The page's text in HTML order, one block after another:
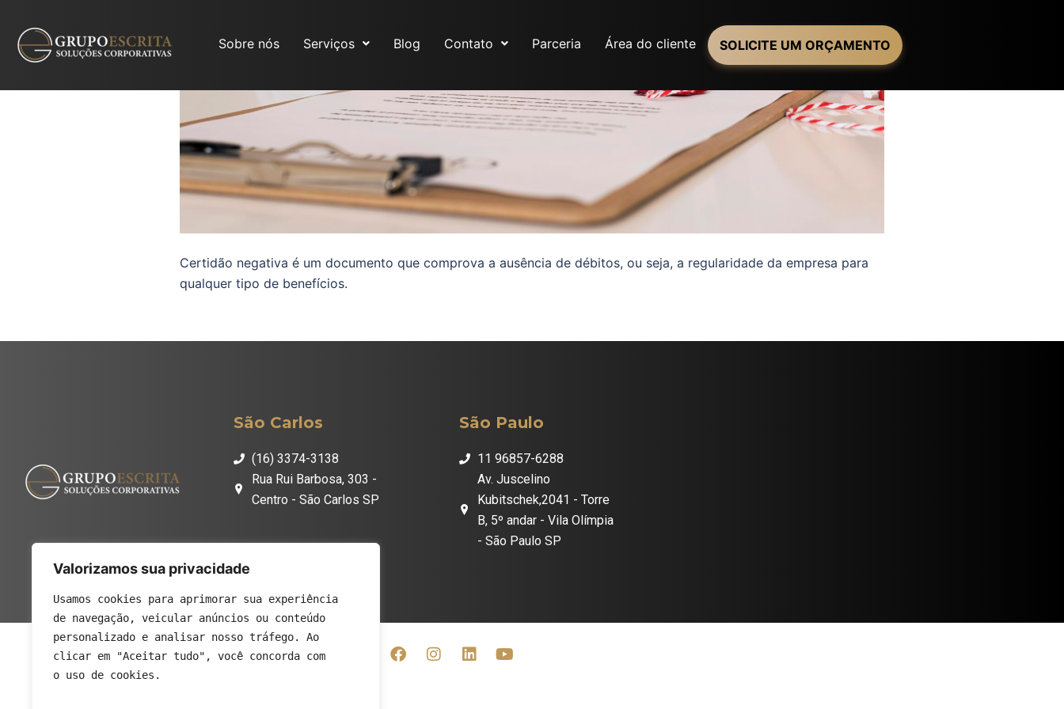
Valorizamos sua privacidade
Usamos cookies para aprimorar sua experiência
de navegação, veicular anúncios ou conteúdo
personalizado e analisar nosso tráfego. Ao
clicar em "Aceitar tudo", você concorda com
o uso de cookies.
Sobre nós Serviços Blog Contato Parceria Área do cliente SOLICITE UM ORÇAMENTO
Certidão negativa é um documento que comprova a ausência de débitos, ou seja, a regularidade da empresa para
qualquer tipo de benefícios.
São Carlos
(16) 3374-3138
Rua Rui Barbosa, 303 -
Centro - São Carlos SP
São Paulo
11 96857-6288
Av. Juscelino
Kubitschek,2041 - Torre
B, 5º andar - Vila Olímpia
- São Paulo SP